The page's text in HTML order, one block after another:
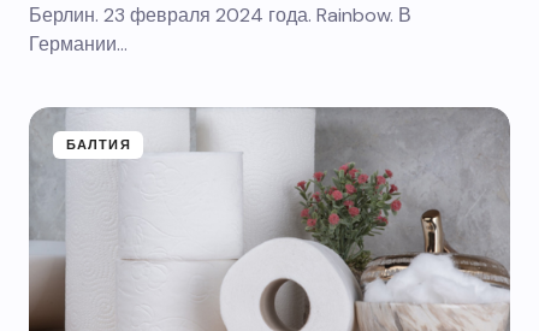
Берлин. 23 февраля 2024 года. Rainbow. В
Германии…
БАЛТИЯ